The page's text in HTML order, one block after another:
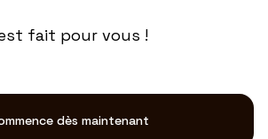
est fait pour vous !
dès maintenant